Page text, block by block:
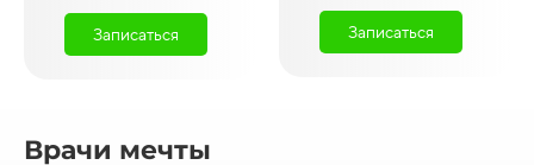
Записаться Записаться
Врачи мечты